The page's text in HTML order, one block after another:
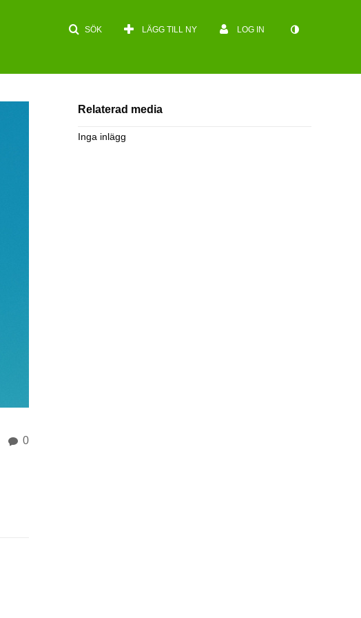
SÖK LÄGG TILL NY LOG IN
0
Relaterad media
Inga inlägg